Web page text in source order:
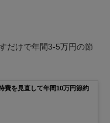
だけで年間3-5万円の節
費を見直して年間10万円節約